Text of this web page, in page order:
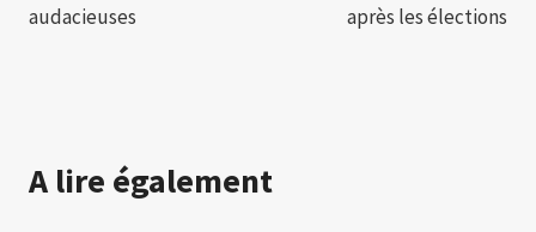
audacieuses
après les élections
A lire également